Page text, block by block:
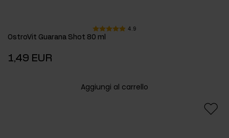
4.9
OstroVit Guarana Shot 80 ml
1,49 EUR
Aggiungi al carrello